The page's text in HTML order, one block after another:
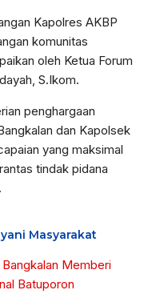
Kapolres AKBP
komunitas
oleh Ketua Forum
S.Ikom.
penghargaan
dan Kapolsek
yang maksimal
tindak pidana
Masyarakat
Memberi
Batuporon